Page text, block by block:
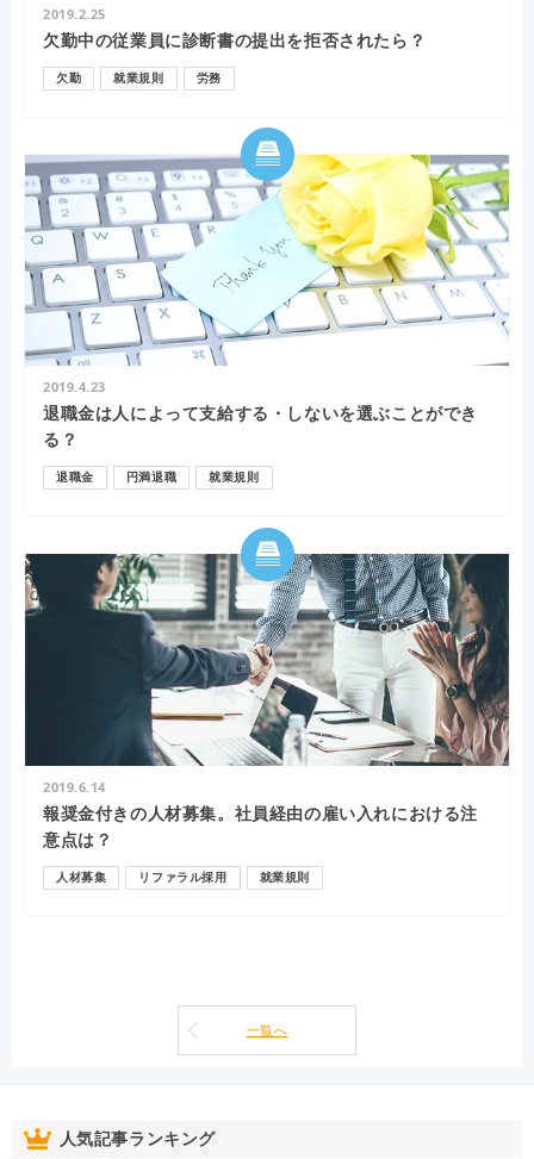
2019.2.25
欠勤中の従業員に診断書の提出を拒否されたら？
欠勤 就業規則 労務
2019.4.23
退職金は人によって支給する・しないを選ぶことができ
る？
退職金 円満退職 就業規則
2019.6.14
報奨金付きの人材募集。社員経由の雇い入れにおける注
意点は？
人材募集 リファラル採用 就業規則
一覧へ
人気記事ランキング